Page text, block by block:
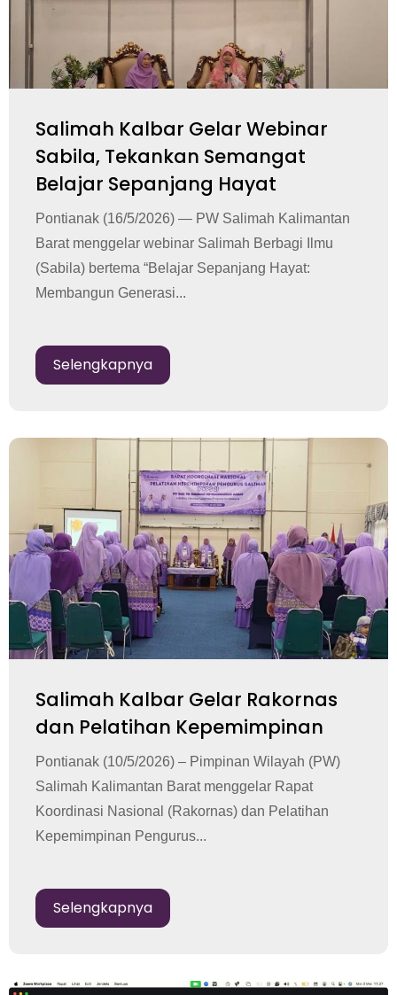
Salimah Kalbar Gelar Webinar
Sabila, Tekankan Semangat
Belajar Sepanjang Hayat
Pontianak (16/5/2026) — PW Salimah Kalimantan
Barat menggelar webinar Salimah Berbagi Ilmu
(Sabila) bertema “Belajar Sepanjang Hayat:
Membangun Generasi...
Selengkapnya
Salimah Kalbar Gelar Rakornas
dan Pelatihan Kepemimpinan
Pontianak (10/5/2026) – Pimpinan Wilayah (PW)
Salimah Kalimantan Barat menggelar Rapat
Koordinasi Nasional (Rakornas) dan Pelatihan
Kepemimpinan Pengurus...
Selengkapnya